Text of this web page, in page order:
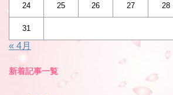
24 25 26 27 28
31
« 4月
新着記事一覧